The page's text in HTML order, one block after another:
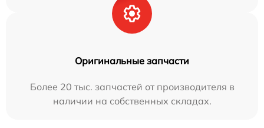
Оригинальные запчасти
Более 20 тыс. запчастей от производителя в
наличии на собственных складах.